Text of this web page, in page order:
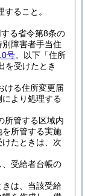
ること。
る省令第8条の
障害者手当住
号。以下「住所
を受けたとき
ける住所変更届
より処理する
所管する区域内
所管する実施
たときは、次
、受給者台帳の
は、当該受給